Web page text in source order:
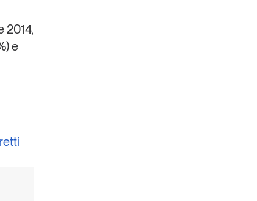
2014,
e